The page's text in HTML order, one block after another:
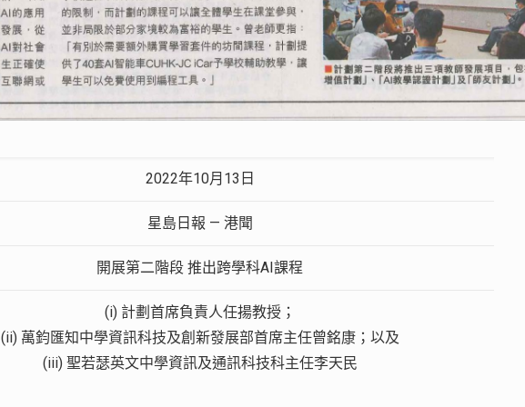
2022年10月13日
星島日報 — 港聞
開展第二階段 推出跨學科AI課程
(i) 計劃首席負責人任揚教授；
(ii) 萬鈞匯知中學資訊科技及創新發展部首席主任曾銘康；以及
(iii) 聖若瑟英文中學資訊及通訊科技科主任李天民